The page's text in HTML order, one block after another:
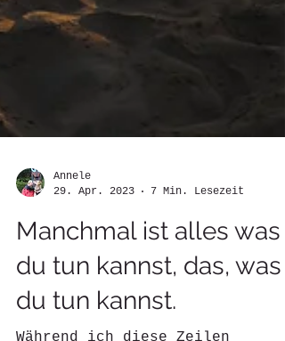
29. Apr. 2023
7 Min. Lesezeit
Manchmal ist alles was
du tun kannst, das, was
du tun kannst.